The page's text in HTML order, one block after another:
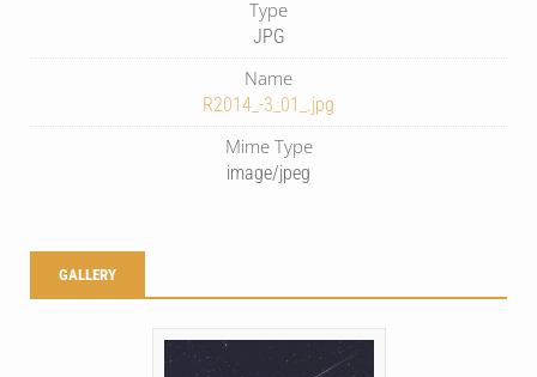
Type
JPG
Name
R2014_-3_01_.jpg
Mime Type
image/jpeg
GALLERY